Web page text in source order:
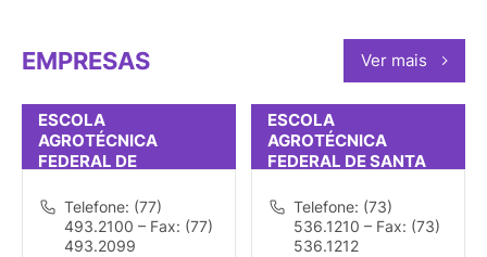
EMPRESAS Ver mais
ESCOLA
AGROTÉCNICA
FEDERAL DE
JOSÉ TEIXEIRA)
Telefone: (77)
493.2100 – Fax: (77)
493.2099
ESCOLA
AGROTÉCNICA
FEDERAL DE SANTA
Telefone: (73)
536.1210 – Fax: (73)
536.1212